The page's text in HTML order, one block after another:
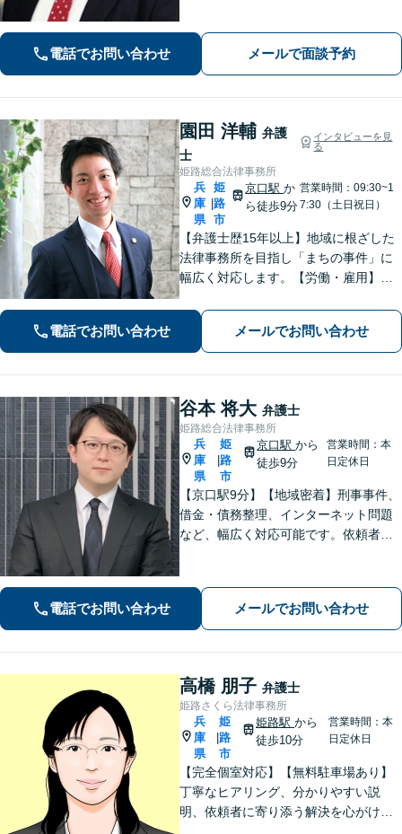
トワーク軽く迅速・誠実に対応しま
す。まずはお気軽にご相談ください。
電話でお問い合わせ メールで面談予約
園田 洋輔 弁護
士
インタビューを見
る
姫路総合法律事務所
兵
庫
県
姫
路
市
京口駅か
ら徒歩9分
営業時間：09:30~1
7:30（土日祝日）
【弁護士歴15年以上】地域に根ざした
法律事務所を目指し「まちの事件」に
幅広く対応します。【労働・雇用】残
せんか？正しい知識で正当な権利を主
張します。【相続・遺言】遺言書作成
のサポートはお任せください。
電話でお問い合わせ メールでお問い合わせ
谷本 将大 弁護士
姫路総合法律事務所
兵
庫
県
姫
路
市
京口駅から
徒歩9分
営業時間：本
日定休日
【京口駅9分】【地域密着】刑事事件、
借金・債務整理、インターネット問題
など、幅広く対応可能です。依頼者さ
ます。また、問題となっている背景事
情にも気を配り、根本的な解決を目指
します。
電話でお問い合わせ メールでお問い合わせ
高橋 朋子 弁護士
姫路さくら法律事務所
兵
庫
県
姫
路
市
姫路駅 から
徒歩10分
営業時間：本
日定休日
【完全個室対応】【無料駐車場あり】
丁寧なヒアリング、分かりやすい説
明、依頼者に寄り添う解決を心がけて